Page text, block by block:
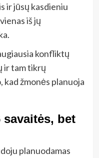
ir jūsų kasdieniu
iš jų
konfliktų
ir tam tikrų
žmonės planuoja
bet
planuodamas